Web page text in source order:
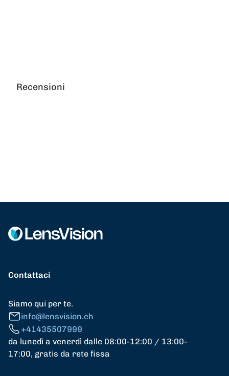
Recensioni
Contattaci
Siamo qui per te.
info@lensvision.ch
+41435507999
da lunedì a venerdì dalle 08:00-12:00 / 13:00-
17:00, gratis da rete fissa